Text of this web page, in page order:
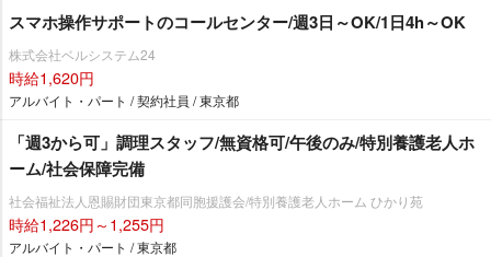
スマホ操作サポートのコールセンター/週3日～OK/1日4h～OK
株式会社ベルシステム24
時給1,620円
アルバイト・パート / 契約社員 / 東京都
「週3から可」調理スタッフ/無資格可/午後のみ/特別養護老人ホ
ーム/社会保障完備
社会福祉法人恩賜財団東京都同胞援護会/特別養護老人ホーム ひかり苑
時給1,226円～1,255円
アルバイト・パート / 東京都